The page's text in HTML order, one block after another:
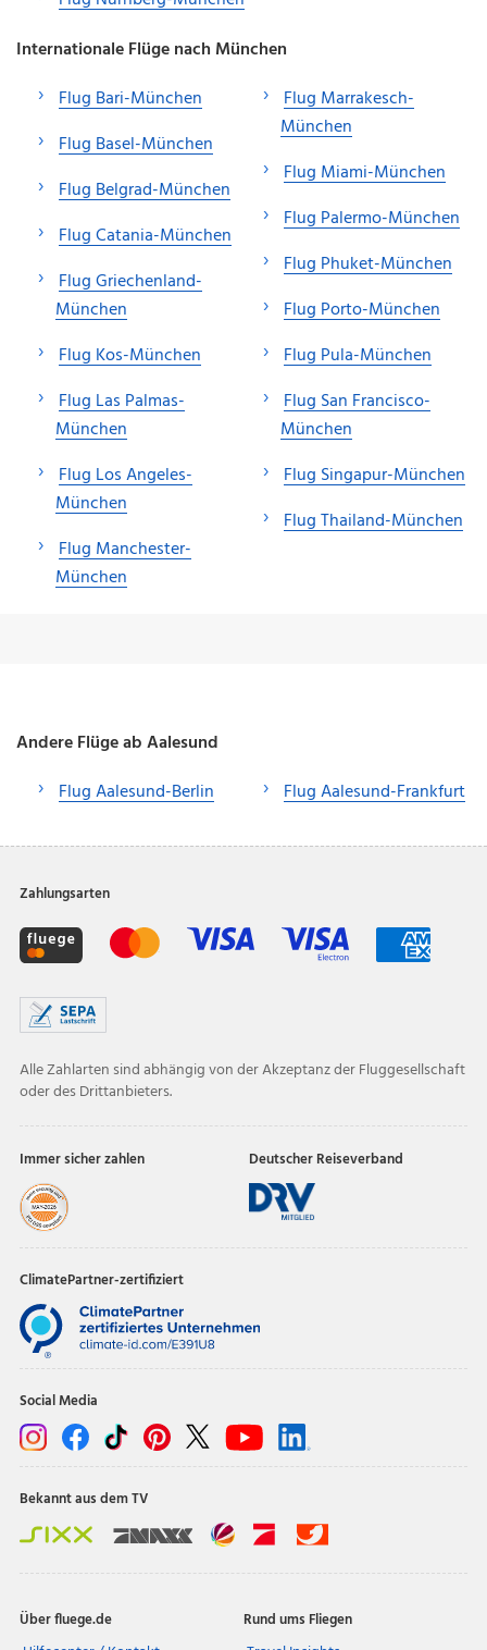
Internationale Flüge nach München
Flug Bari-München
Flug Basel-München
Flug Belgrad-München
Flug Catania-München
Flug Griechenland-
München
Flug Kos-München
Flug Las Palmas-
München
Flug Los Angeles-
München
Flug Manchester-
München
Flug Marrakesch-
München
Flug Miami-München
Flug Palermo-München
Flug Phuket-München
Flug Porto-München
Flug Pula-München
Flug San Francisco-
München
Flug Singapur-München
Flug Thailand-München
Andere Flüge ab Aalesund
Flug Aalesund-Berlin
Flug Aalesund-Frankfurt